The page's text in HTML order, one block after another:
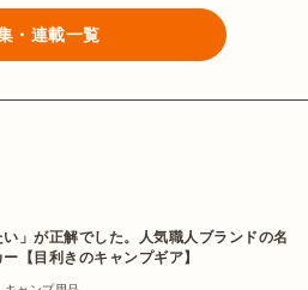
・連載一覧
」が正解でした。人気職人ブランドの名
【目利きのキャンプギア】